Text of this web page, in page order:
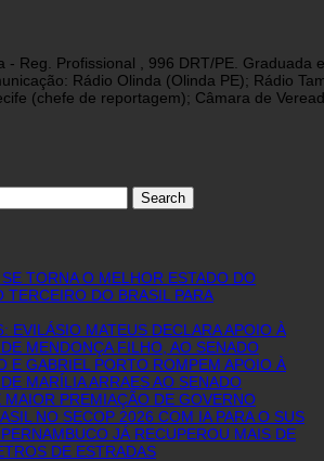
- Reg. Profissional , 996 DRT/PE.
Rádio Olinda (Olinda PE); Rádio
(chefe de reportagem); Câmara de
TORNA O MELHOR ESTADO DO
TERCEIRO DO BRASIL PARA
EVILÁSIO MATEUS DECLARA APOIO À
MENDONÇA FILHO, AO SENADO
E GABRIEL PORTO ROMPEM APOIO À
MARÍLIA ARRAES AO SENADO
MAIOR PREMIAÇÃO DE GOVERNO
NO SECOP 2026 COM IA PARA O SUS
JÁ RECUPEROU MAIS DE
DE ESTRADAS